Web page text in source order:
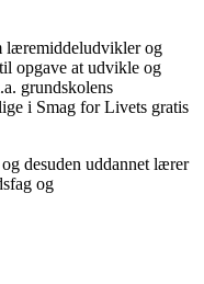
læremiddeludvikler og
opgave at udvikle og
grundskolens
i Smag for Livets gratis
desuden uddannet lærer
og